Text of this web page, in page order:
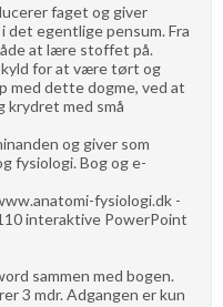
faget og giver
det egentlige pensum. Fra
at lære stoffet på.
for at være tørt og
med dette dogme, ved at
med små
og giver som
fysiologi. Bog og e-
fysiologi.dk -
interaktive PowerPoint
sammen med bogen.
3 mdr. Adgangen er kun